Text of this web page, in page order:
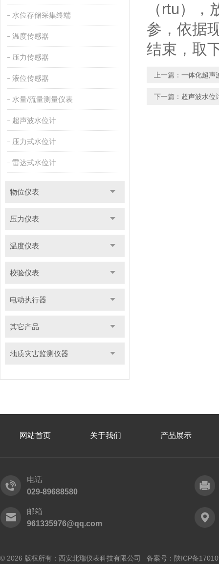
水位存储采集终端
温度传感器
压力传感器
液位传感器
水量/流量测量仪表
超声波水位计
压力式水位计
雷达式水位计
物位仪表
压力仪表
温度仪表
校验仪表
电动执行器
其它产品
地质灾害监测仪器
（rtu）
参，依据
结束，取
上一篇： 一体化超声
下一篇： 超声波水位
网站首页 关于我们 产品展示
电话
029-89688580
邮箱
961335976@qq.com
© 2026 版权所有：西安北瑞仪表科技有限公司 备案号： 陕ICP备